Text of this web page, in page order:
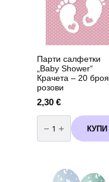
Парти салфетки
„Baby Shower“
Крачета – 20 броя
розови
2,30 €
количество
за
Парти
салфетки
КУПИ